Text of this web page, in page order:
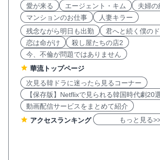
愛が来る
エージェント・キム
夫婦の
マンションのお仕事
人妻キラー
残念ながら明日も出勤
君へと続く僕の
恋は命がけ
殺し屋たちの店2
今、不倫が問題ではありません
華流トップページ
次見る韓ドラに迷ったら見るコーナー
【保存版】Netflixで見られる韓国時代劇20
動画配信サービスをまとめて紹介
アクセスランキング
もっと見る